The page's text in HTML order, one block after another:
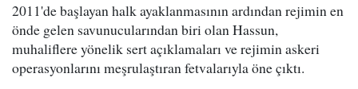
2011'de başlayan halk ayaklanmasının ardından rejimin en
önde gelen savunucularından biri olan Hassun,
muhaliflere yönelik sert açıklamaları ve rejimin askeri
operasyonlarını meşrulaştıran fetvalarıyla öne çıktı.